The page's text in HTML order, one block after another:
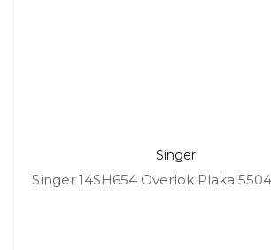
Singer
Singer 14SH654 Overlok Plaka